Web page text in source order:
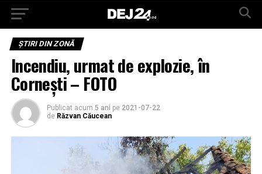
ŞTIRI DIN ZONĂ
Incendiu, urmat de explozie, în
Cornești – FOTO
Publicat acum 5 ani pe 2021-07-22
de Răzvan Căucean